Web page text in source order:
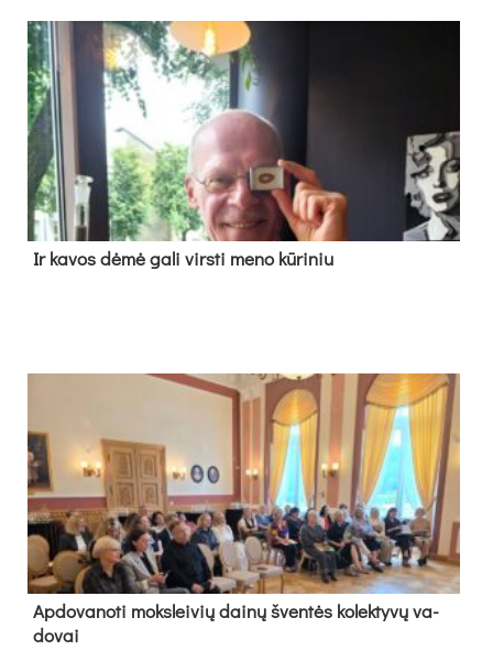
Ir ka­vos dė­mė ga­li virs­ti me­no kū­ri­niu
Ap­do­va­no­ti moks­lei­vių dai­nų šven­tės ko­lek­ty­vų va­
do­vai